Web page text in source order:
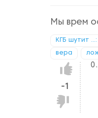
Мы врем
КГБ шутит
вера
-1
Не
нравится!